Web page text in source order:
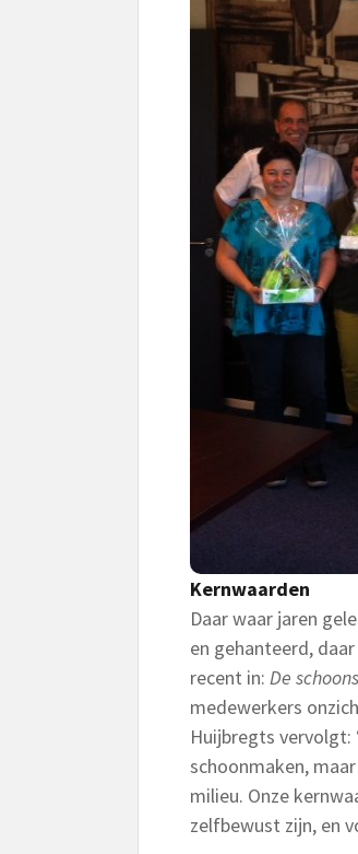
Kernwaarden
Daar waar jaren
en gehanteerd,
recent in: De
medewerkers
Huijbregts vervolgt:
schoonmaken,
milieu. Onze
zelfbewust zijn, en